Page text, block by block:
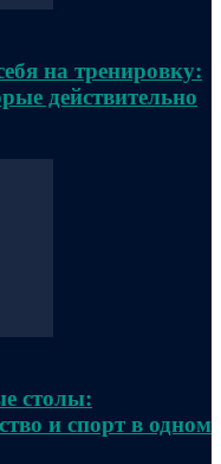
на тренировку:
действительно
столы:
и спорт в одном